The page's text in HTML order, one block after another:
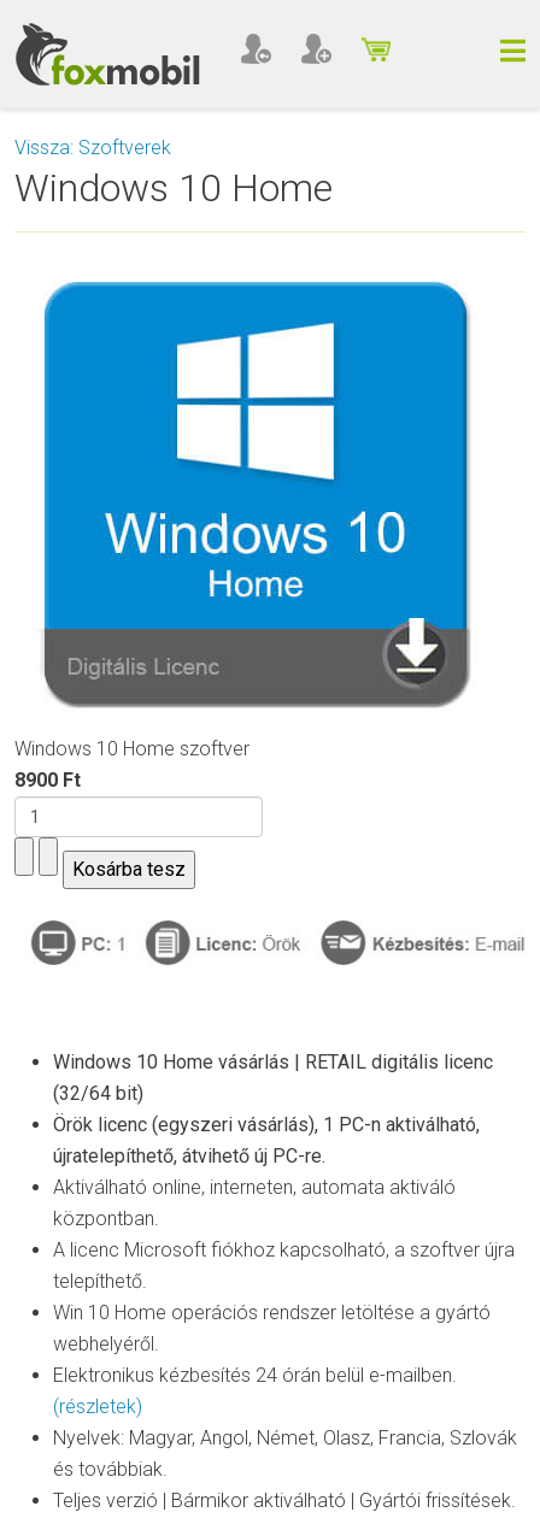
Vissza: Szoftverek
Windows 10 Home
Windows 10 Home szoftver
8900 Ft
Windows 10 Home vásárlás | RETAIL digitális licenc
(32/64 bit)
Örök licenc (egyszeri vásárlás), 1 PC-n aktiválható,
újratelepíthető, átvihető új PC-re.
Aktiválható online, interneten, automata aktiváló
központban.
A licenc Microsoft fiókhoz kapcsolható, a szoftver újra
telepíthető.
Win 10 Home operációs rendszer letöltése a gyártó
webhelyéről.
Elektronikus kézbesítés 24 órán belül e-mailben.
(részletek)
Nyelvek: Magyar, Angol, Német, Olasz, Francia, Szlovák
és továbbiak.
Teljes verzió | Bármikor aktiválható | Gyártói frissítések.